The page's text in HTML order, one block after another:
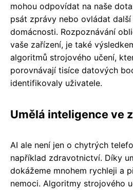
mohou odpovídat na naše
psát zprávy nebo ovládat
domácnosti. Rozpoznávání
vaše zařízení, je také
algoritmů strojového učení,
porovnávají tisíce datových
identifikovaly uživatele.
Umělá inteligence ve
AI ale není jen o chytrých
například zdravotnictví. Díky
dokážeme mnohem rychleji a
nemoci. Algoritmy strojového